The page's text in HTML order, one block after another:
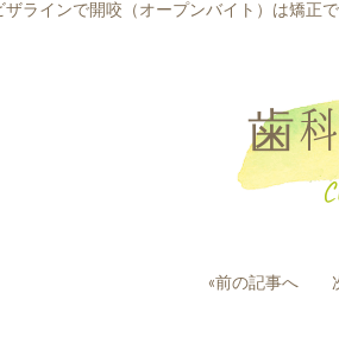
ザラインで開咬（オープンバイト）は矯正
歯
«前の記事へ